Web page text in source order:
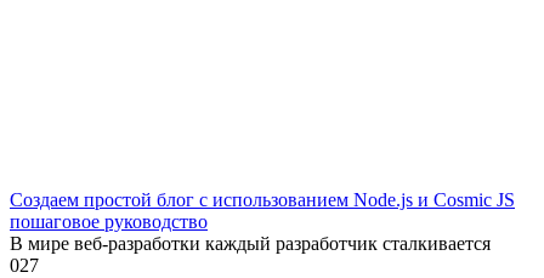
Создаем простой блог с использованием Node.js и Cosmic JS
пошаговое руководство
В мире веб-разработки каждый разработчик сталкивается
027